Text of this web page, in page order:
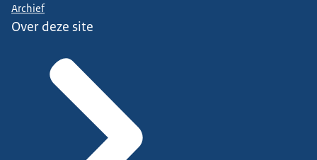
Archief
Over deze site